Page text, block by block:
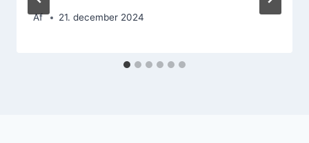
Af 21. december 2024